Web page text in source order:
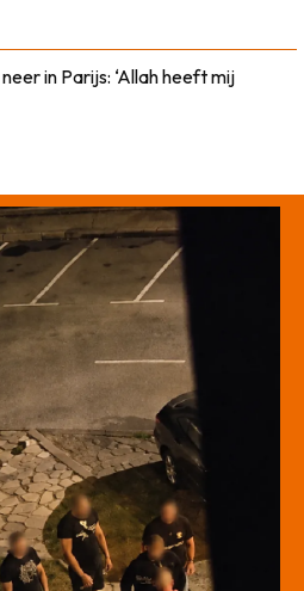
in Parijs: ‘Allah heeft mij